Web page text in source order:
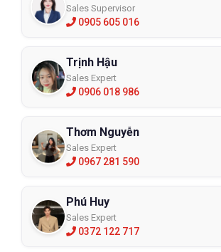
Sales Supervisor
0905 605 016
Trịnh Hậu
Sales Expert
0906 018 986
Thơm Nguyễn
Sales Expert
0967 281 590
Phú Huy
Sales Expert
0372 122 717